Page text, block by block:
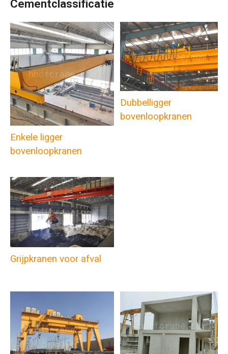
Cementclassificatie
Enkele ligger
bovenloopkranen
Dubbelligger
bovenloopkranen
Grijpkranen voor afval